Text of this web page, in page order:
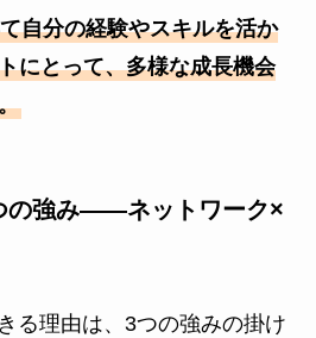
自分の経験やスキルを活か
にとって、多様な成長機会
の強み——ネットワーク×
る理由は、3つの強みの掛け